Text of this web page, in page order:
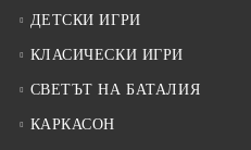
ДЕТСКИ ИГРИ
КЛАСИЧЕСКИ ИГРИ
СВЕТЪТ НА БАТАЛИЯ
КАРКАСОН